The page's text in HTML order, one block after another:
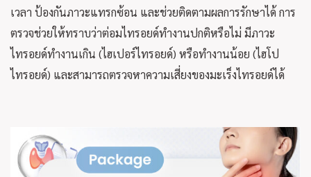
เวลา ป้องกันภาวะแทรกซ้อน และช่วยติดตามผลการรักษาได้ การ
ตรวจช่วยให้ทราบว่าต่อมไทรอยด์ทำงานปกติหรือไม่ มีภาวะ
ไทรอยด์ทำงานเกิน (ไฮเปอร์ไทรอยด์) หรือทำงานน้อย (ไฮโป
ไทรอยด์) และสามารถตรวจหาความเสี่ยงของมะเร็งไทรอยด์ได้